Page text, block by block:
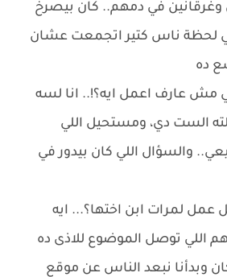
وغرقانين في دمهم.. كان بيصرخ
لحظة ناس كتير اتجمعت عشان
ده
مش عارف اعمل ايه؟!.. انا لسه
الست دي، ومستحيل اللي
والسؤال اللي كان بيدور في
عمل لمرات ابن اختها؟... ايه
اللي توصل الموضوع للاذى ده
وبدأنا نبعد الناس عن موقع